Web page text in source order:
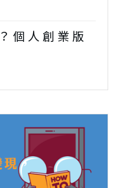
個人創業版